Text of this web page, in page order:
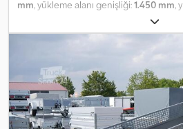
mm , yükleme alanı genişliği:1.450 mm ,
, trailer-shop de üzerinden
ANHÄNGERWIRTZ'te birçok model
Kolayca ve 7/24 online satın alın
isteyin. Dkjdpfx Amelnf Sysner Yeni
alma pazarı güçlü marka modeller
treyler stokta 130'dan fazla ikinci el
Bağlayıcı olmayan örnek: Yeni YÜKSEK
230X145X30CM LFH: 56CM 10" (XS)